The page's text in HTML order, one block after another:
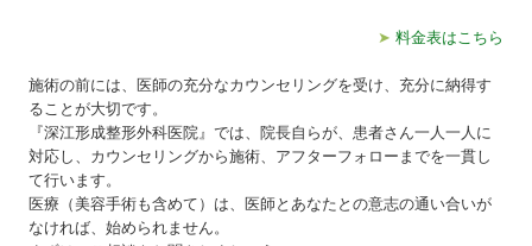
➤ 料金表はこちら
施術の前には、医師の充分なカウンセリングを受け、充分に納得す
ることが大切です。
『深江形成整形外科医院』では、院長自らが、患者さん一人一人に
対応し、カウンセリングから施術、アフターフォローまでを一貫し
て行います。
医療（美容手術も含めて）は、医師とあなたとの意志の通い合いが
なければ、始められません。